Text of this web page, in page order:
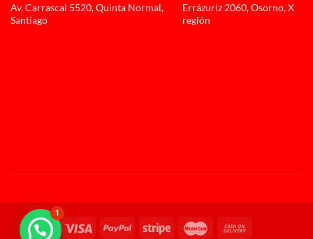
Av. Carrascal 5520, Quinta Normal,
Santiago
Errázuriz 2060, Osorno, X
región
1